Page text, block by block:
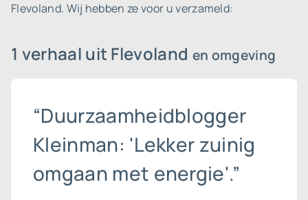
Flevoland. Wij hebben ze voor u verzameld:
1 verhaal uit Flevoland en omgeving
“Duurzaamheidblogger
Kleinman: 'Lekker zuinig
omgaan met energie'.”